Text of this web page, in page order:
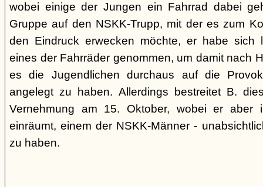
wobei einige der Jungen ein Fahrrad dabei
Gruppe auf den NSKK-Trupp, mit der es zum
den Eindruck erwecken möchte, er habe sich
eines der Fahrräder genommen, um damit nach
es die Jugendlichen durchaus auf die
angelegt zu haben. Allerdings bestreitet B.
Vernehmung am 15. Oktober, wobei er aber
einräumt, einem der NSKK-Männer -
zu haben.